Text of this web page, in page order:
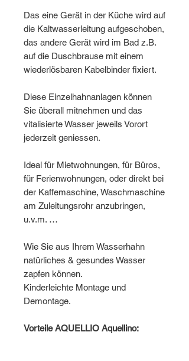
Das eine Gerät in der Küche wird auf
die Kaltwasserleitung aufgeschoben,
das andere Gerät wird im Bad z.B.
auf die Duschbrause mit einem
wiederlösbaren Kabelbinder fixiert.
Diese Einzelhahnanlagen können
Sie überall mitnehmen und das
vitalisierte Wasser jeweils Vorort
jederzeit geniessen.
Ideal für Mietwohnungen, für Büros,
für Ferienwohnungen, oder direkt bei
der Kaffemaschine, Waschmaschine
am Zuleitungsrohr anzubringen,
u.v.m. …
Wie Sie aus Ihrem Wasserhahn
natürliches & gesundes Wasser
zapfen können.
Kinderleichte Montage und
Demontage.
Vorteile AQUELLIO Aquellino: